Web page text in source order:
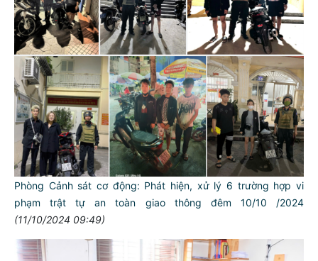
Phòng Cảnh sát cơ động: Phát hiện, xử lý 6 trường hợp vi
phạm trật tự an toàn giao thông đêm 10/10 /2024
(11/10/2024 09:49)